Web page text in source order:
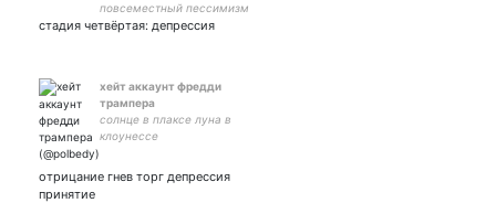
повсеместный пессимизм
и смешные шутки (почти
же и к этим твитам
стадия четвёртая: депрессия
хейт аккаунт фредди
трампера
солнце в плаксе луна в
клоунессе
отрицание гнев торг депрессия
принятие